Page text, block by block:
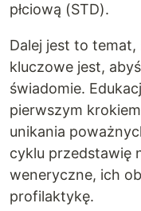
płciową (STD).
Dalej jest to
kluczowe jest,
świadomie.
pierwszym
unikania
cyklu przedstawię
weneryczne, ich
profilaktykę.